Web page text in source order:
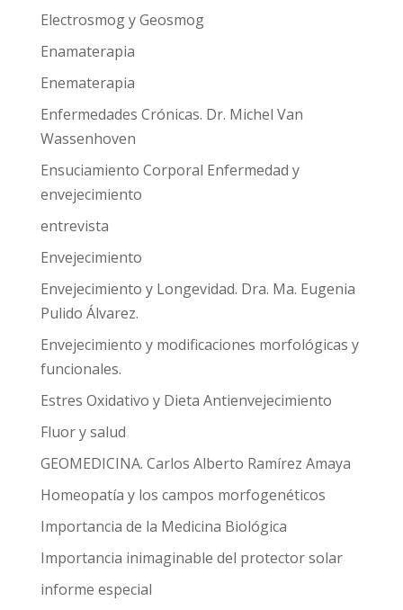
Electrosmog y Geosmog
Enamaterapia
Enematerapia
Enfermedades Crónicas. Dr. Michel Van
Wassenhoven
Ensuciamiento Corporal Enfermedad y
envejecimiento
entrevista
Envejecimiento
Envejecimiento y Longevidad. Dra. Ma. Eugenia
Pulido Álvarez.
Envejecimiento y modificaciones morfológicas y
funcionales.
Estres Oxidativo y Dieta Antienvejecimiento
Fluor y salud
GEOMEDICINA. Carlos Alberto Ramírez Amaya
Homeopatía y los campos morfogenéticos
Importancia de la Medicina Biológica
Importancia inimaginable del protector solar
informe especial